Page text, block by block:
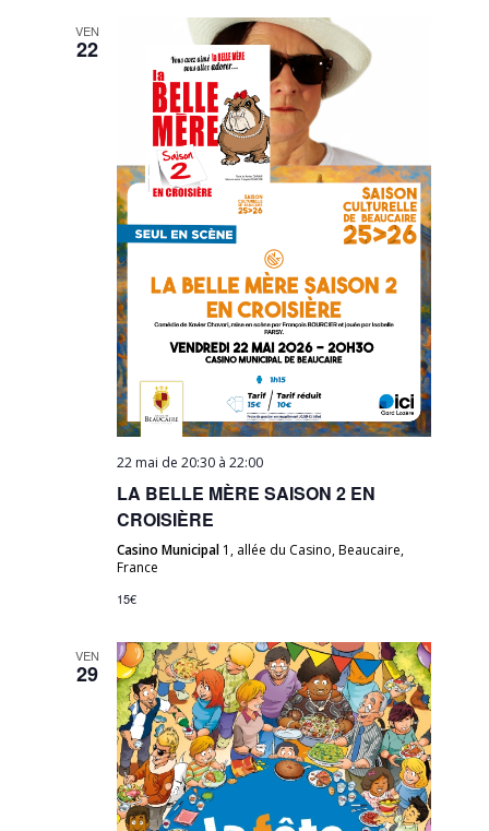
VEN
22
22 mai de 20:30 à22:00
LA BELLE MÈRE SAISON 2 EN
CROISIÈRE
Casino Municipal 1, allée du Casino, Beaucaire,
France
15€
VEN
29